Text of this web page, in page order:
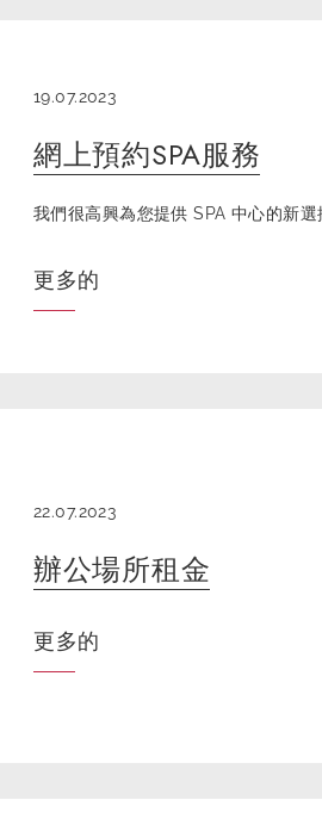
19.07.2023
網上預約SPA服務
我們很高興為您提供 SPA 中心的新
更多的
22.07.2023
辦公場所租金
更多的